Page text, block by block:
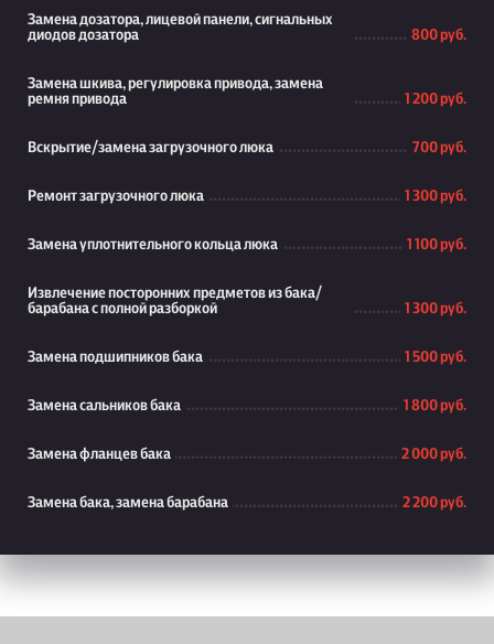
Замена дозатора, лицевой панели, сигнальных
диодов дозатора
800 руб.
Замена шкива, регулировка привода, замена
ремня привода
1 200 руб.
Вскрытие/замена загрузочного люка 700 руб.
Ремонт загрузочного люка 1 300 руб.
Замена уплотнительного кольца люка 1 100 руб.
Извлечение посторонних предметов из бака/
барабана с полной разборкой
1 300 руб.
Замена подшипников бака 1 500 руб.
Замена сальников бака 1 800 руб.
Замена фланцев бака 2 000 руб.
Замена бака, замена барабана 2 200 руб.